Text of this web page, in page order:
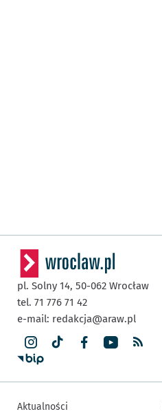
pl. Solny 14, 50-062 Wrocław
tel. 71 776 71 42
e-mail: redakcja@araw.pl
Aktualności